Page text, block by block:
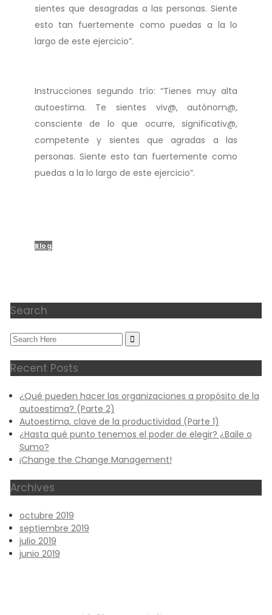
sientes que desagradas a las personas. Siente
esto tan fuertemente como puedas a la lo
largo de este ejercicio”.
Instrucciones segundo trío: “Tienes muy alta
autoestima. Te sientes viv@, autónom@,
consciente de lo que ocurre, significativ@,
competente y sientes que agradas a las
personas. Siente esto tan fuertemente como
puedas a la lo largo de este ejercicio”.
Blog
Search
Search
Recent Posts
¿Qué pueden hacer las organizaciones a propósito de la
autoestima? (Parte 2)
Autoestima, clave de la productividad (Parte 1)
¿Hasta qué punto tenemos el poder de elegir? ¿Baile o
Sumo?
¡Change the Change Management!
Archives
octubre 2019
septiembre 2019
julio 2019
junio 2019